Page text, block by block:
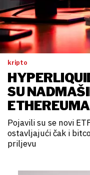
kripto
SU
ETHEREUMA
Pojavili su se novi
ostavljajući čak i
priljevu